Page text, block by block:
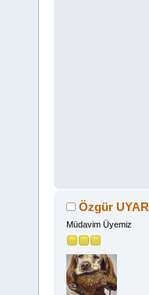
Özgür UYAR
Müdavim Üyemiz